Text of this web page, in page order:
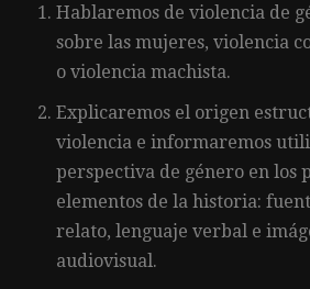
Hablaremos de violencia de
sobre las mujeres, violencia
o violencia machista.
Explicaremos el origen
violencia e informaremos
perspectiva de género en los
elementos de la historia:
relato, lenguaje verbal e
audiovisual.